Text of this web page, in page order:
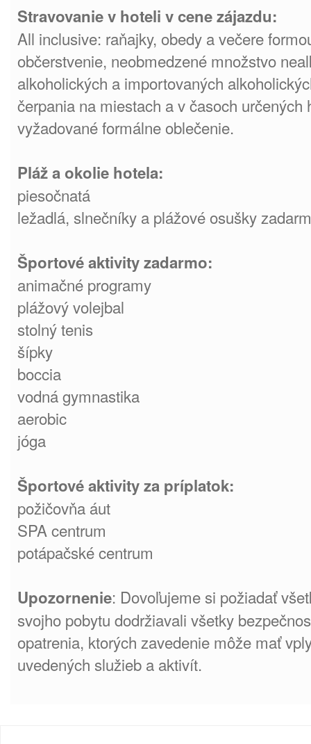
Stravovanie v hoteli v cene zájazdu:
All inclusive: raňajky, obedy a večere
občerstvenie, neobmedzené množstvo
alkoholických a importovaných
čerpania na miestach a v časoch určených
vyžadované formálne oblečenie.
Pláž a okolie hotela:
piesočnatá
ležadlá, slnečníky a plážové osušky
Športové aktivity zadarmo:
animačné programy
plážový volejbal
stolný tenis
šípky
boccia
vodná gymnastika
aerobic
jóga
Športové aktivity za príplatok:
požičovňa áut
SPA centrum
potápačské centrum
Upozornenie: Dovoľujeme si požiadať
svojho pobytu dodržiavali všetky
opatrenia, ktorých zavedenie môže mať
uvedených služieb a aktivít.